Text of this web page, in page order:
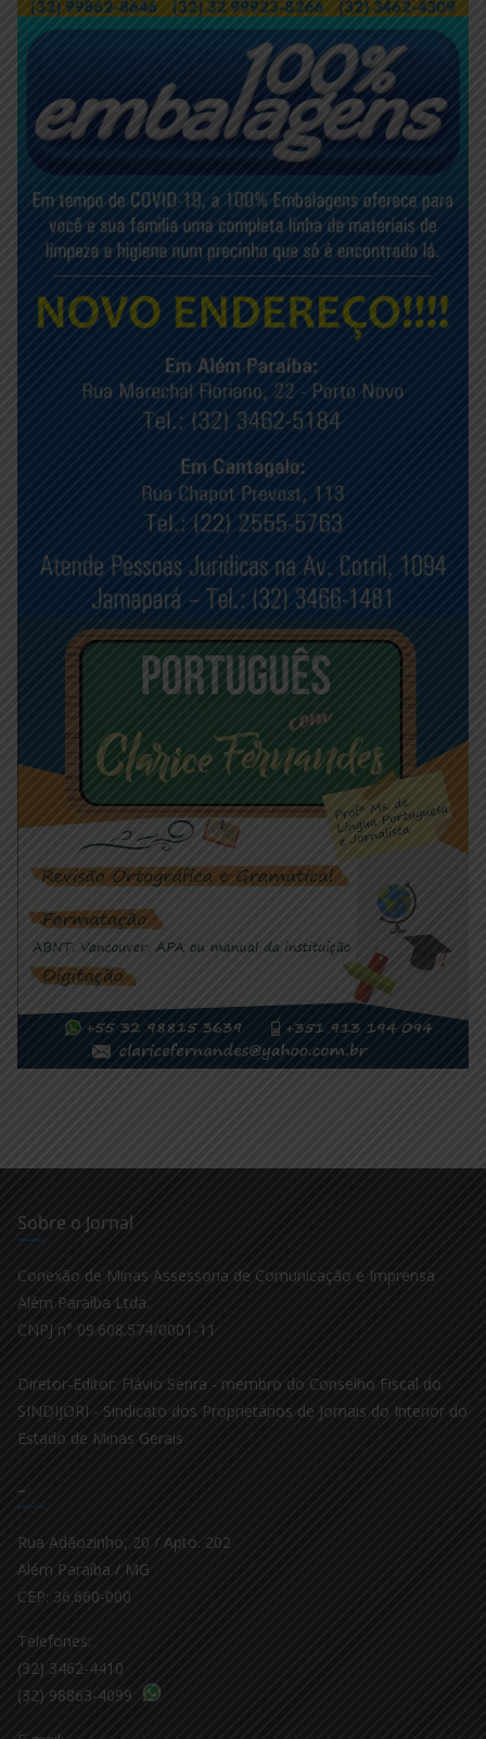
Sobre o Jornal
Conexão de Minas Assessoria de Comunicação e Imprensa
Além Paraíba Ltda.
CNPJ n° 09.608.574/0001-11
Diretor-Editor: Flávio Senra - membro do Conselho Fiscal do
SINDIJORI - Sindicato dos Proprietários de Jornais do Interior do
Estado de Minas Gerais
–
Rua Adãozinho, 20 / Apto. 202
Além Paraíba / MG
CEP: 36.660-000
Telefones:
(32) 3462-4410
(32) 98863-4099